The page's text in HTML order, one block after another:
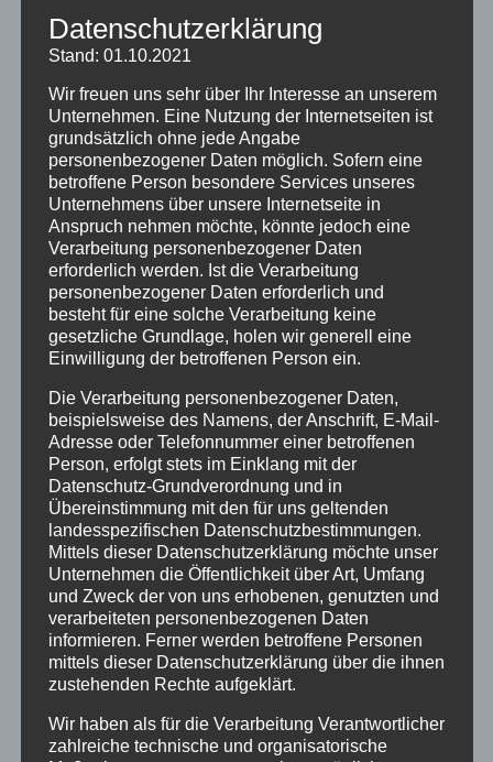
FIS Nordische Ski WM
Gäste
Gesundheit
Haus Partale
Info
Oberstdorf
Stellenangebot
Traveller Review Award
Urlaub
Veranstaltungstipp
Wintersport
Bei uns…
BERGBAHN UNLIMITED
Ausgezeichnet von KAYAK
Datenschutzerklärung
Stand: 01.10.2021
Wir freuen uns sehr über Ihr Interesse an unserem
Unternehmen. Eine Nutzung der Internetseiten ist
grundsätzlich ohne jede Angabe
personenbezogener Daten möglich. Sofern eine
betroffene Person besondere Services unseres
Unternehmens über unsere Internetseite in
Anspruch nehmen möchte, könnte jedoch eine
Verarbeitung personenbezogener Daten
erforderlich werden. Ist die Verarbeitung
personenbezogener Daten erforderlich und
besteht für eine solche Verarbeitung keine
gesetzliche Grundlage, holen wir generell eine
Einwilligung der betroffenen Person ein.
Die Verarbeitung personenbezogener Daten,
beispielsweise des Namens, der Anschrift, E-Mail-
Adresse oder Telefonnummer einer betroffenen
Person, erfolgt stets im Einklang mit der
Datenschutz-Grundverordnung und in
Übereinstimmung mit den für uns geltenden
landesspezifischen Datenschutzbestimmungen.
Mittels dieser Datenschutzerklärung möchte unser
Unternehmen die Öffentlichkeit über Art, Umfang
und Zweck der von uns erhobenen, genutzten und
verarbeiteten personenbezogenen Daten
informieren. Ferner werden betroffene Personen
mittels dieser Datenschutzerklärung über die ihnen
zustehenden Rechte aufgeklärt.
Wir haben als für die Verarbeitung Verantwortlicher
zahlreiche technische und organisatorische